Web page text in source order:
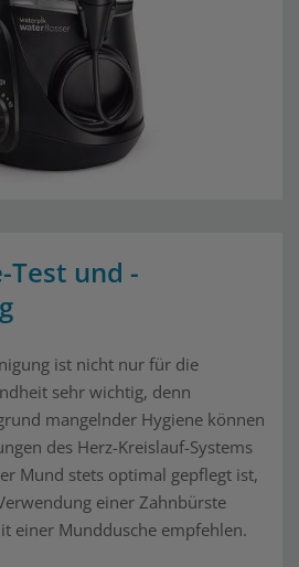
Test und -
ist nicht nur für die
sehr wichtig, denn
mangelnder Hygiene können
des Herz-Kreislauf-Systems
Mund stets optimal gepflegt ist,
einer Zahnbürste
einer Munddusche empfehlen.